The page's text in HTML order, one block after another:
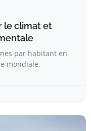
le climat et
par habitant en
mondiale.